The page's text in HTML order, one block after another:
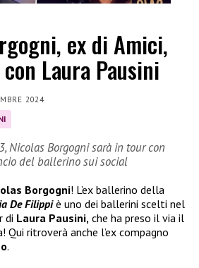
ex di Amici,
Laura Pausini
2024
Nicolas Borgogni sarà in tour con
del ballerino sui social
Borgogni! L’ex ballerino della
De Filippiè uno dei ballerini scelti nel
di Laura Pausini, che ha preso il via il
Qui ritroverà anche l’ex compagno
.